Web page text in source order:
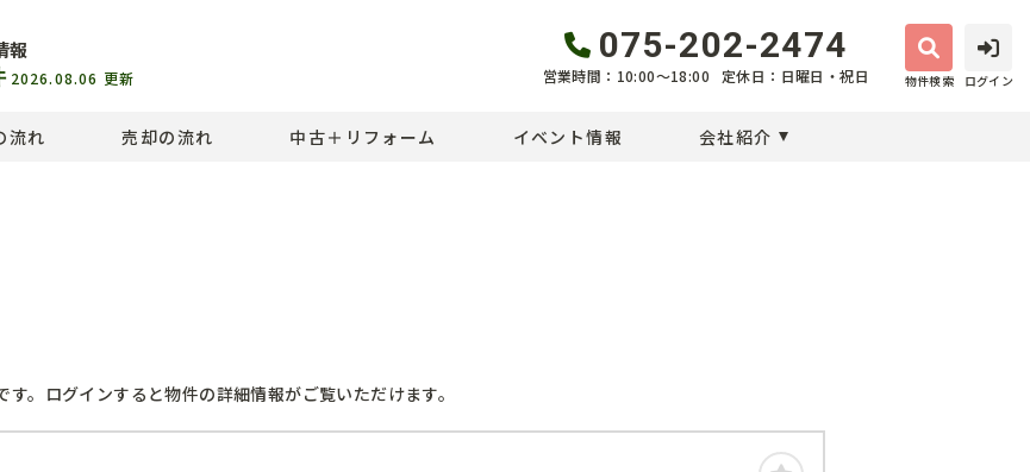
報
2026.08.06 更新
075-202-2474
営業時間：10:00〜18:00 定休日：日曜日・祝日 物件検索 ログイン
流れ 売却の流れ 中古＋リフォーム イベント情報 会社紹介
。ログインすると物件の詳細情報がご覧いただけます。